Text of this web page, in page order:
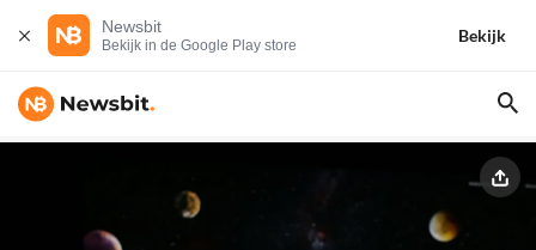
Newsbit
Bekijk in de Google Play store
Bekijk